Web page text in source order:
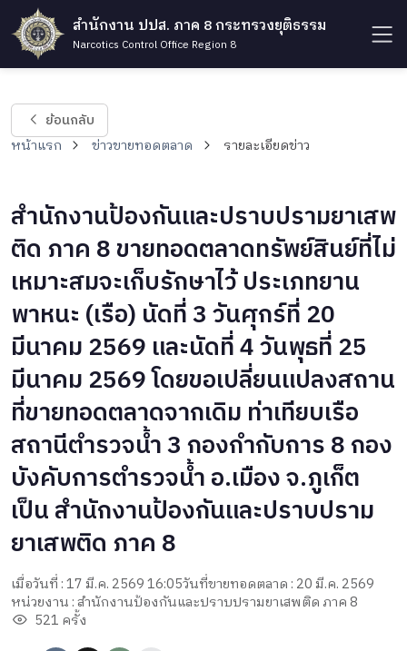
สำนักงาน ปปส. ภาค 8 กระทรวงยุติธรรม
Narcotics Control Office Region 8
ย้อนกลับ
หน้าแรก ข่าวขายทอดตลาด รายละเอียดข่าว
สำนักงานป้องกันและปราบปรามยาเสพ
ติด ภาค 8 ขายทอดตลาดทรัพย์สินย์ที่ไม่
เหมาะสมจะเก็บรักษาไว้ ประเภทยาน
พาหนะ (เรือ) นัดที่ 3 วันศุกร์ที่ 20
มีนาคม 2569 และนัดที่ 4 วันพุธที่ 25
มีนาคม 2569 โดยขอเปลี่ยนแปลงสถาน
ที่ขายทอดตลาดจากเดิม ท่าเทียบเรือ
สถานีตำรวจน้ำ 3 กองกำกับการ 8 กอง
บังคับการตำรวจน้ำ อ.เมือง จ.ภูเก็ต
เป็น สำนักงานป้องกันและปราบปราม
ยาเสพติด ภาค 8
เมื่อวันที่ : 17 มี.ค. 2569 16:05วันที่ขายทอดตลาด : 20 มี.ค. 2569
หน่วยงาน : สำนักงานป้องกันและปราบปรามยาเสพติด ภาค 8
521 ครั้ง